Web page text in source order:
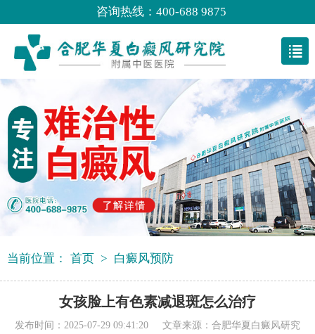
咨询热线：400-688 9875
当前位置： 首页 > 白癜风预防
女孩脸上有色素减退斑怎么治疗
发布时间：2025-07-29 09:41:20 文章来源： 合肥华夏白癜风研究